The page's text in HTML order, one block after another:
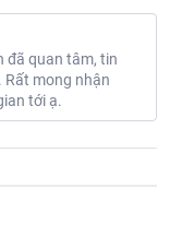
đã quan tâm, tin
Rất mong nhận
tới ạ.